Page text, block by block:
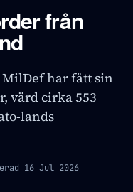
från
MilDef har fått sin
värd cirka 553
lands
16 Jul 2026